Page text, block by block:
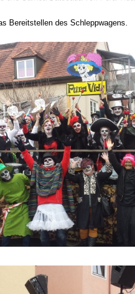
Bereitstellen des Schleppwagens.